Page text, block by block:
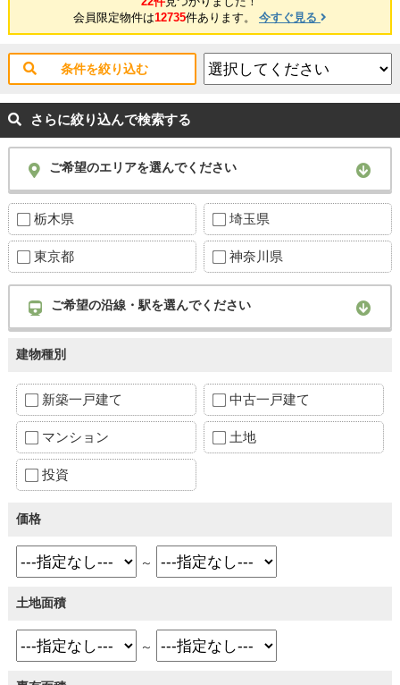
会員限定物件は12735件あります。 今すぐ見る
条件を絞り込む
さらに絞り込んで検索する
ご希望のエリアを選んでください
栃木県 埼玉県
東京都 神奈川県
ご希望の沿線・駅を選んでください
建物種別
新築一戸建て 中古一戸建て
マンション 土地
投資
価格
～
土地面積
～